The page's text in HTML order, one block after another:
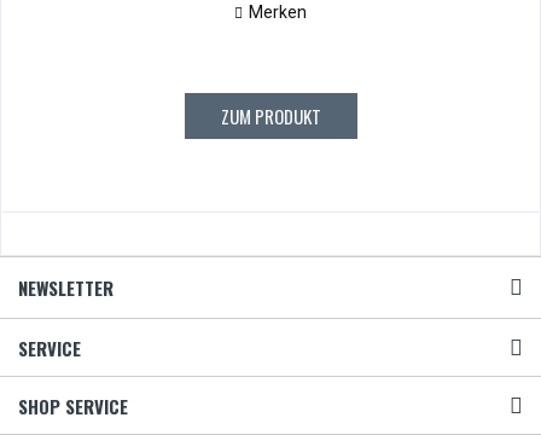
Merken
ZUM PRODUKT
NEWSLETTER
SERVICE
SHOP SERVICE